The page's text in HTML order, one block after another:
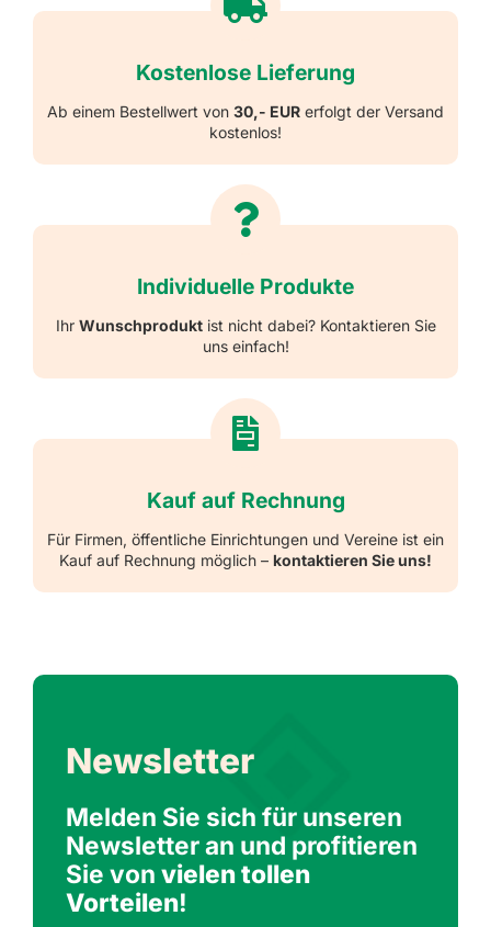
Kostenlose Lieferung
Ab einem Bestellwert von 30,- EUR erfolgt der Versand
kostenlos!
Individuelle Produkte
Ihr Wunschproduktist nicht dabei? Kontaktieren Sie
uns einfach!
Kauf auf Rechnung
Für Firmen, öffentliche Einrichtungen und Vereine ist ein
Kauf auf Rechnung möglich – kontaktieren Sie uns!
Newsletter
Melden Sie sich für unseren
Newsletter an und profitieren
Sie von vielen tollen
Vorteilen!